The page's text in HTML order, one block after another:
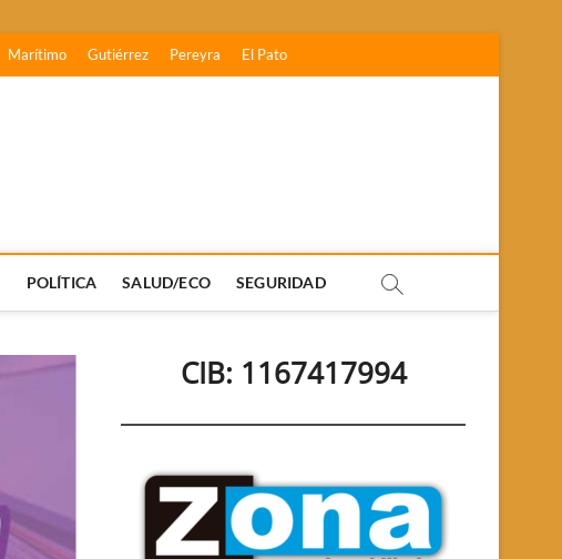
Marítimo Gutiérrez Pereyra El Pato
POLÍTICA SALUD/ECO SEGURIDAD
CIB: 1167417994